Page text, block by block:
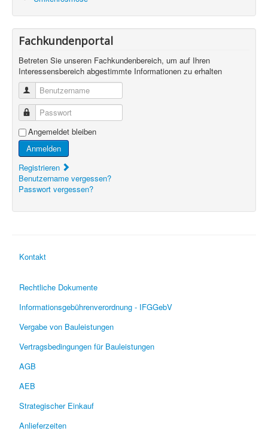
Fachkundenportal
Betreten Sie unseren Fachkundenbereich, um auf Ihren
Interessensbereich abgestimmte Informationen zu erhalten
Benutzername
Passwort
Angemeldet bleiben
Anmelden
Registrieren
Benutzername vergessen?
Passwort vergessen?
Kontakt
Rechtliche Dokumente
Informationsgebührenverordnung - IFGGebV
Vergabe von Bauleistungen
Vertragsbedingungen für Bauleistungen
AGB
AEB
Strategischer Einkauf
Anlieferzeiten